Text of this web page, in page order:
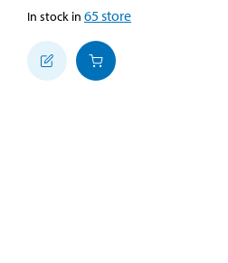
In stock in 65store